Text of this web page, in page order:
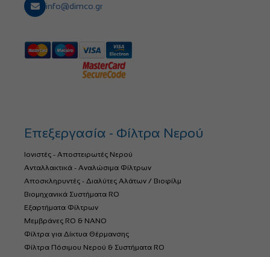
info@dimco.gr
Επεξεργασία - Φίλτρα Νερού
Ιονιστές - Αποστειρωτές Νερού
Ανταλλακτικά - Αναλώσιμα Φίλτρων
Αποσκληρυντές - Διαλύτες Αλάτων / Βιοφίλμ
Βιομηχανικά Συστήματα RO
Εξαρτήματα Φίλτρων
Μεμβράνες RO & NANO
Φίλτρα για Δίκτυα Θέρμανσης
Φίλτρα Πόσιμου Νερού & Συστήματα RO